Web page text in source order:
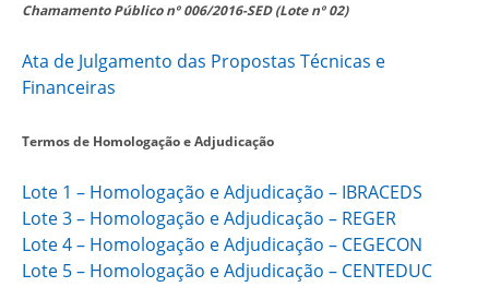
Chamamento Público nº 006/2016-SED (Lote nº 02)
Ata de Julgamento das Propostas Técnicas e
Financeiras
Termos de Homologação e Adjudicação
Lote 1 – Homologação e Adjudicação – IBRACEDS
Lote 3 – Homologação e Adjudicação – REGER
Lote 4 – Homologação e Adjudicação – CEGECON
Lote 5 – Homologação e Adjudicação – CENTEDUC